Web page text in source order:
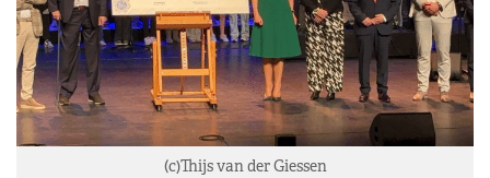
(c)Thijs van der Giessen